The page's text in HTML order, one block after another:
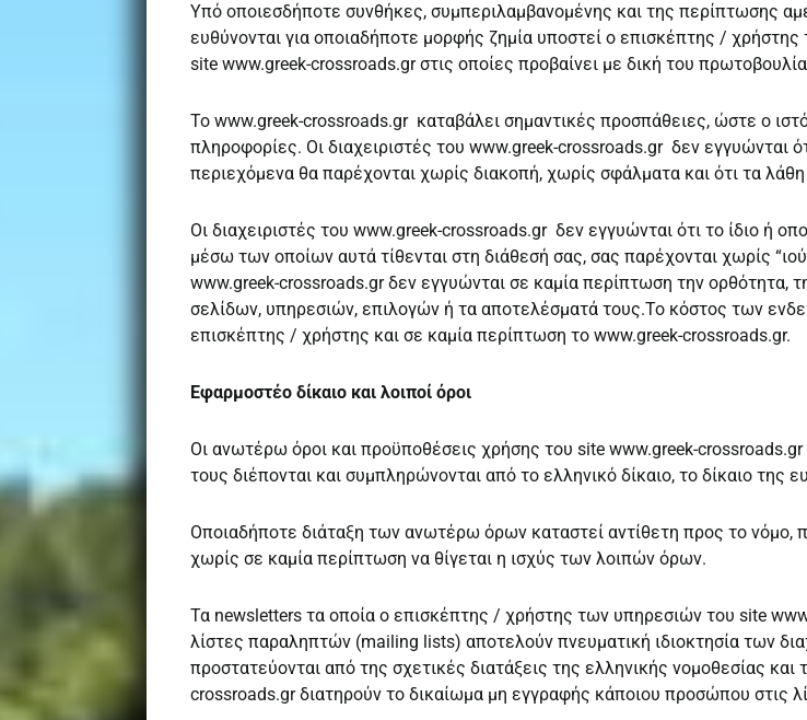
Υπό οποιεσδήποτε συνθήκες, συμπεριλαμβανομένης και της περίπτωσης
ευθύνονται για οποιαδήποτε μορφής ζημία υποστεί ο επισκέπτης /
site www.greek-crossroads.gr στις οποίες προβαίνει με δική του
Το www.greek-crossroads.gr καταβάλει σημαντικές προσπάθειες, ώστε ο
πληροφορίες. Οι διαχειριστές του www.greek-crossroads.gr δεν εγγυώνται
περιεχόμενα θα παρέχονται χωρίς διακοπή, χωρίς σφάλματα και ότι τα
Οι διαχειριστές του www.greek-crossroads.gr δεν εγγυώνται ότι το ίδιο ή
μέσω των οποίων αυτά τίθενται στη διάθεσή σας, σας παρέχονται χωρίς
www.greek-crossroads.gr δεν εγγυώνται σε καμία περίπτωση την ορθότητα,
σελίδων, υπηρεσιών, επιλογών ή τα αποτελέσματά τους.Το κόστος των
επισκέπτης / χρήστης και σε καμία περίπτωση το www.greek-crossroads.gr.
Εφαρμοστέο δίκαιο και λοιποί όροι
Οι ανωτέρω όροι και προϋποθέσεις χρήσης του site www.greek-
τους διέπονται και συμπληρώνονται από το ελληνικό δίκαιο, το δίκαιο της
Οποιαδήποτε διάταξη των ανωτέρω όρων καταστεί αντίθετη προς το νόμο,
χωρίς σε καμία περίπτωση να θίγεται η ισχύς των λοιπών όρων.
Τα newsletters τα οποία ο επισκέπτης / χρήστης των υπηρεσιών του site
λίστες παραληπτών (mailing lists) αποτελούν πνευματική ιδιοκτησία των
προστατεύονται από της σχετικές διατάξεις της ελληνικής νομοθεσίας
crossroads.gr διατηρούν το δικαίωμα μη εγγραφής κάποιου προσώπου στις